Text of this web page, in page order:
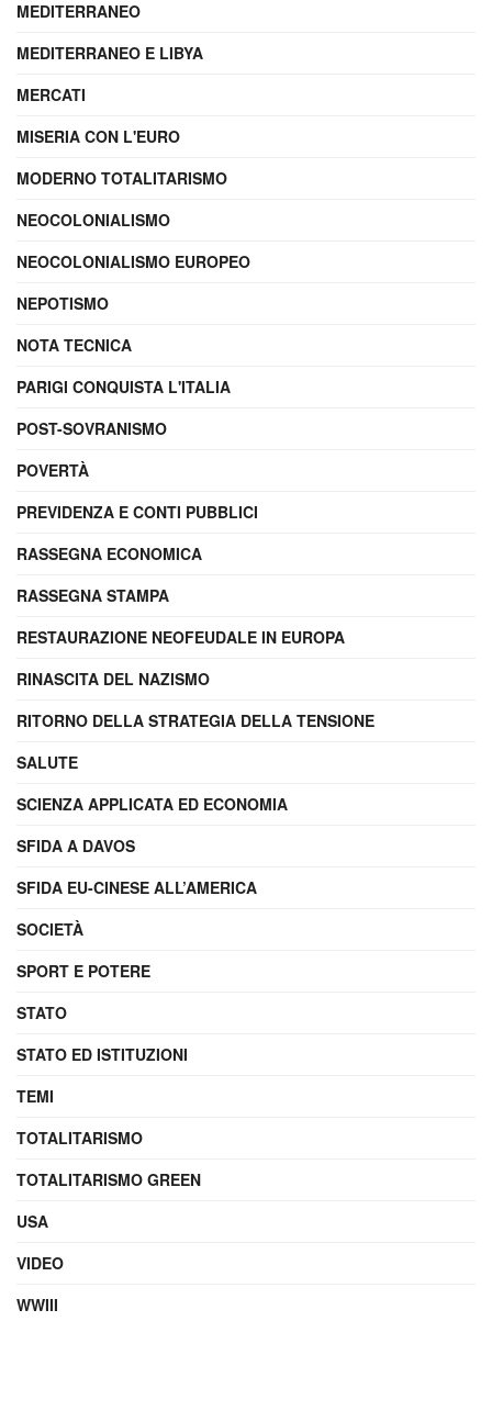
MEDITERRANEO
MEDITERRANEO E LIBYA
MERCATI
MISERIA CON L'EURO
MODERNO TOTALITARISMO
NEOCOLONIALISMO
NEOCOLONIALISMO EUROPEO
NEPOTISMO
NOTA TECNICA
PARIGI CONQUISTA L'ITALIA
POST-SOVRANISMO
POVERTÀ
PREVIDENZA E CONTI PUBBLICI
RASSEGNA ECONOMICA
RASSEGNA STAMPA
RESTAURAZIONE NEOFEUDALE IN EUROPA
RINASCITA DEL NAZISMO
RITORNO DELLA STRATEGIA DELLA TENSIONE
SALUTE
SCIENZA APPLICATA ED ECONOMIA
SFIDA A DAVOS
SFIDA EU-CINESE ALL’AMERICA
SOCIETÀ
SPORT E POTERE
STATO
STATO ED ISTITUZIONI
TEMI
TOTALITARISMO
TOTALITARISMO GREEN
USA
VIDEO
WWIII